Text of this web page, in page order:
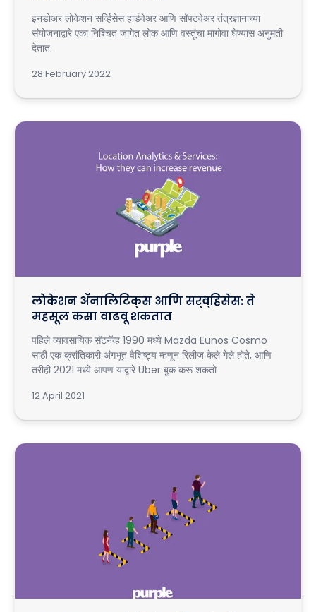
इनडोअर लोकेशन सर्व्हिसेस हार्डवेअर आणि सॉफ्टवेअर तंत्रज्ञानाच्या
संयोजनाद्वारे एका निश्चित जागेत लोक आणि वस्तूंचा मागोवा घेण्यास अनुमती
देतात.
28 February 2022
लोकेशन ॲनालिटिक्स आणि सर्व्हिसेस: ते
महसूल कसा वाढवू शकतात
पहिले व्यावसायिक सॅटनॅव्ह 1990 मध्ये Mazda Eunos Cosmo
साठी एक क्रांतिकारी अंगभूत वैशिष्ट्य म्हणून रिलीज केले गेले होते, आणि
तरीही 2021 मध्ये आपण याद्वारे Uber बुक करू शकतो
12 April 2021